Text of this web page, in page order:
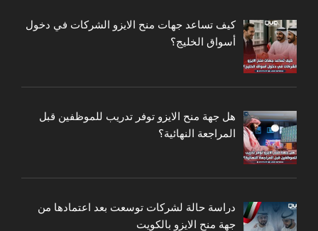
كيف تساعد جهات منح الايزو الشركات في دخول
أسواق الخليج؟
هل جهة منح الايزو توفر تدريب للموظفين قبل
المراجعة النهائية؟
دراسة حالة لشركات توسعت بعد اعتمادها من
جهة منح الايزو بالكويت